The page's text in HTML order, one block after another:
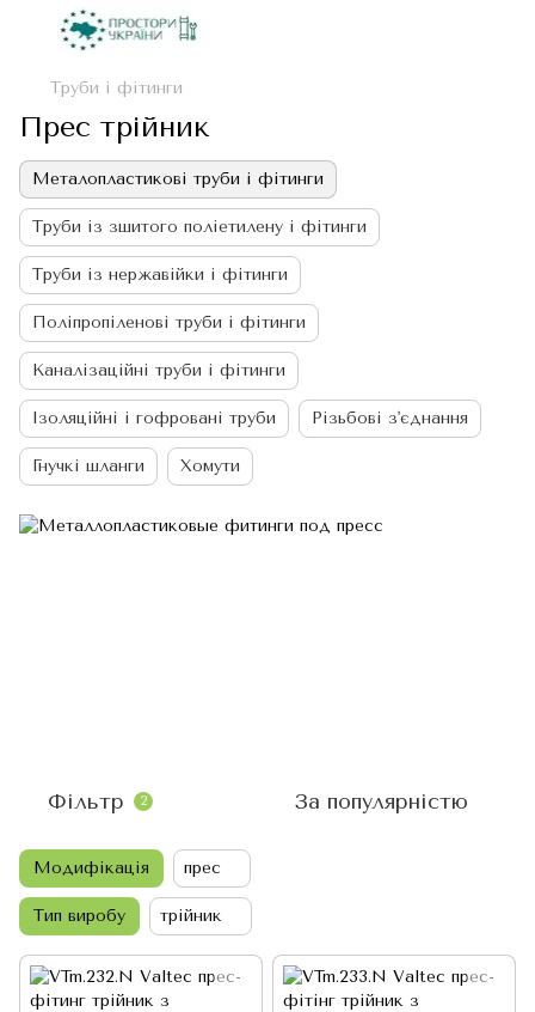
Труби і фітинги
Прес трійник
Металопластикові труби і фітинги
Труби із зшитого поліетилену і фітинги
Труби із нержавійки і фітинги
Поліпропіленові труби і фітинги
Каналізаційні труби і фітинги
Ізоляційні і гофровані труби Різьбові з'єднання
Гнучкі шланги Хомути
Фільтр 2 За популярністю
Модифікація прес
Тип виробу трійник